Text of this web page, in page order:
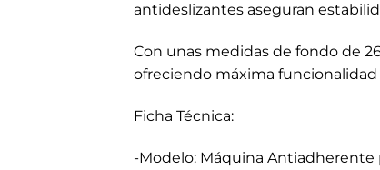
antideslizantes aseguran
Con unas medidas de fondo de
ofreciendo máxima
Ficha Técnica:
-Modelo: Máquina Antiadherente